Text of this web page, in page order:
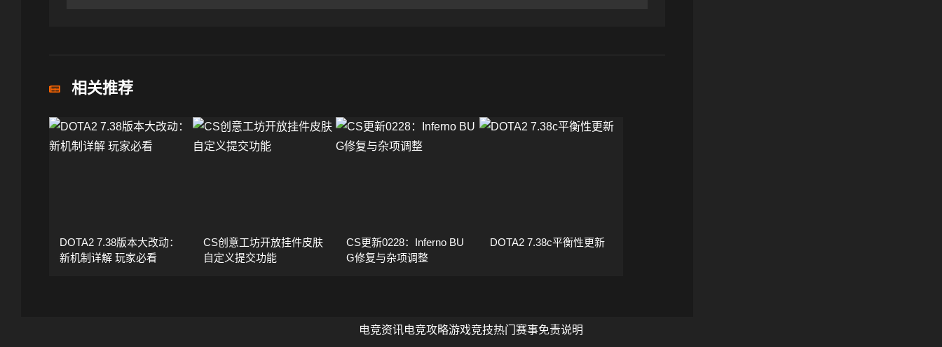
相关推荐
DOTA2 7.38版本大改动：
新机制详解 玩家必看
CS创意工坊开放挂件皮肤
自定义提交功能
CS更新0228：Inferno BU
G修复与杂项调整
DOTA2 7.38c平衡性更新
电竞资讯电竞攻略游戏竞技热门赛事免责说明